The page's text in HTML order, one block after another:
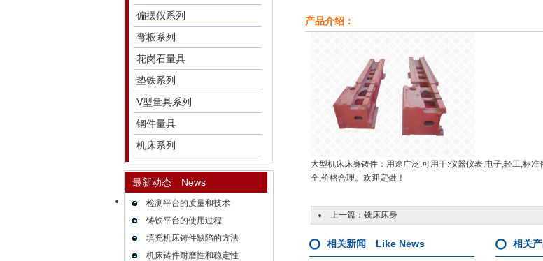
偏摆仪系列
弯板系列
花岗石量具
垫铁系列
V型量具系列
钢件量具
机床系列
最新动态 News
检测平台的质量和技术
铸铁平台的使用过程
填充机床铸件缺陷的方法
机床铸件耐磨性和稳定性
产品介绍：
大型机床床身铸件：用途广泛.可用于:仪器仪表,电子,轻工,标
全,价格合理。欢迎定做！
上一篇： 铣床床身
相关新闻 Like News 相关